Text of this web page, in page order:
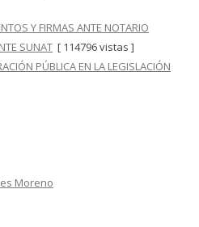
Y FIRMAS ANTE NOTARIO
SUNAT [ 114796 vistas ]
PÚBLICA EN LA LEGISLACIÓN
Moreno